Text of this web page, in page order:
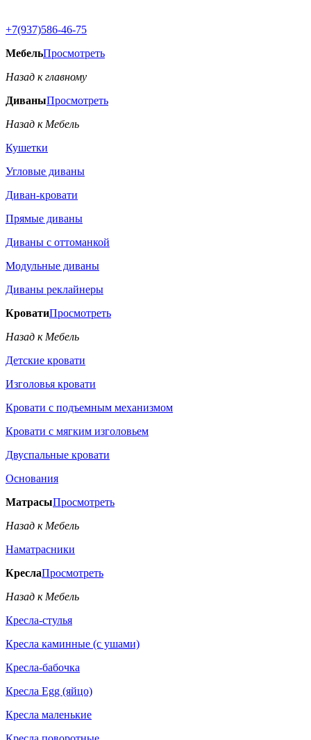
+7(937)586-46-75
МебельПросмотреть
Назад к главному
ДиваныПросмотреть
Назад к Мебель
Кушетки
Угловые диваны
Диван-кровати
Прямые диваны
Диваны с оттоманкой
Модульные диваны
Диваны реклайнеры
КроватиПросмотреть
Назад к Мебель
Детские кровати
Изголовья кровати
Кровати с подъемным механизмом
Кровати с мягким изголовьем
Двуспальные кровати
Основания
МатрасыПросмотреть
Назад к Мебель
Наматрасники
КреслаПросмотреть
Назад к Мебель
Кресла-стулья
Кресла каминные (с ушами)
Кресла-бабочка
Кресла Egg (яйцо)
Кресла маленькие